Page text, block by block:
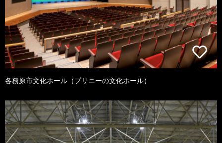
各務原市文化ホール（プリニーの文化ホール）